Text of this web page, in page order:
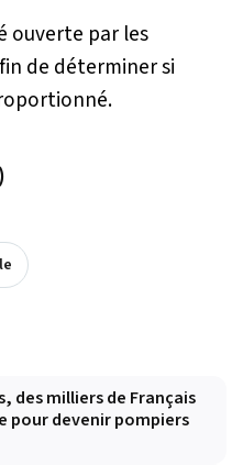
ouverte par les
de déterminer si
)
des milliers de Français
pour devenir pompiers